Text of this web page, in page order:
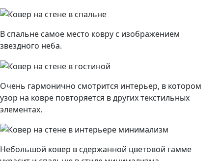
В спальне самое место ковру с изображением
звездного неба.
Очень гармонично смотрится интерьер, в котором
узор на ковре повторяется в других текстильных
элементах.
Небольшой ковер в сдержанной цветовой гамме